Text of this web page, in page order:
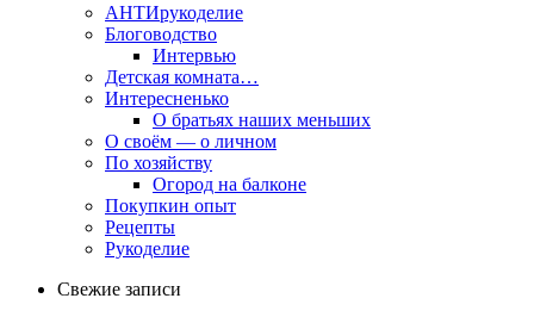
АНТИрукоделие
Блоговодство
Интервью
Детская комната…
Интересненько
О братьях наших меньших
О своём — о личном
По хозяйству
Огород на балконе
Покупкин опыт
Рецепты
Рукоделие
Свежие записи